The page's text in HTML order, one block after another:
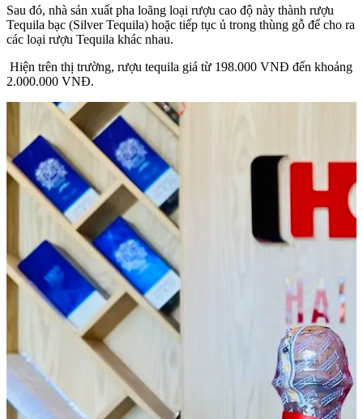
Sau đó, nhà sản xuất pha loãng loại rượu cao độ này thành rượu
Tequila bạc (Silver Tequila) hoặc tiếp tục ủ trong thùng gỗ để cho ra
các loại rượu Tequila khác nhau.
Hiện trên thị trường, rượu tequila giá từ 198.000 VNĐ đến khoảng
2.000.000 VNĐ.